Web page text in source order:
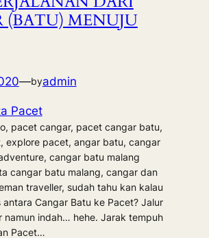
(BATU) MENUJU
—byadmin
Pacet
pacet cangar, pacet cangar batu,
explore pacet, angar batu, cangar
cangar batu malang
cangar batu malang, cangar dan
traveller, sudah tahu kan kalau
Cangar Batu ke Pacet? Jalur
namun indah… hehe. Jarak tempuh
Pacet…